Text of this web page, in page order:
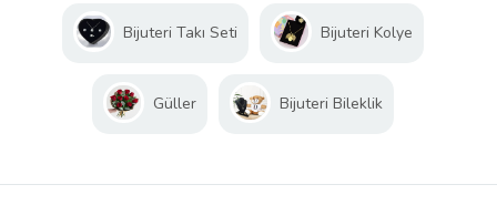
Bijuteri Takı Seti Bijuteri Kolye
Güller Bijuteri Bileklik